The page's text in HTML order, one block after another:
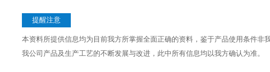
提醒注意
本资料所提供信息均为目前我方所掌握全面正确的资料，鉴于产品使用条件
我公司产品及生产工艺的不断发展与改进，此中所有信息均以我方确认为准。